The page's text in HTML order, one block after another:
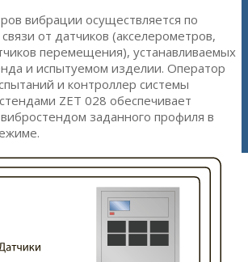
вибрации осуществляется по
от датчиков (акселерометров,
перемещения), устанавливаемых
и испытуемом изделии. Оператор
и контроллер системы
ZET 028 обеспечивает
заданного профиля в